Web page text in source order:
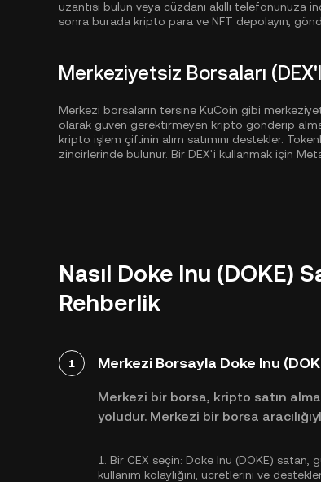
uzantısı bulun veya cüzdanı akıllı
sonra burada kripto para ve NFT depolayın,
Merkeziyetsiz Borsaları
Merkezi borsaların tersine KuCoin gibi
olarak güven gerektirmeyen kripto gönderip
kripto işlem çiftinin alım satımını destekler.
zincirlerinde bulunur. Bir DEX'i kullanmak için
Nasıl Doke Inu (DOKE)
Rehberlik
1 Merkezi Borsayla Doke Inu
Merkezi bir borsa, kripto satın
yoludur. Merkezi bir borsa
1. Bir CEX seçin: Doke Inu (DOKE) satan,
kullanım kolaylığını, ücretlerini ve